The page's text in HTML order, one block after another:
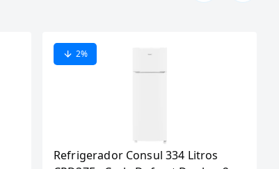
2%
Refrigerador Consul 334 Litros